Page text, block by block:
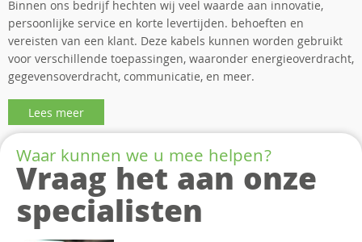
Binnen ons bedrijf hechten wij veel waarde aan innovatie,
persoonlijke service en korte levertijden. behoeften en
vereisten van een klant. Deze kabels kunnen worden gebruikt
voor verschillende toepassingen, waaronder energieoverdracht,
gegevensoverdracht, communicatie, en meer.
Lees meer
Waar kunnen we u mee helpen?
Vraag het aan onze
specialisten